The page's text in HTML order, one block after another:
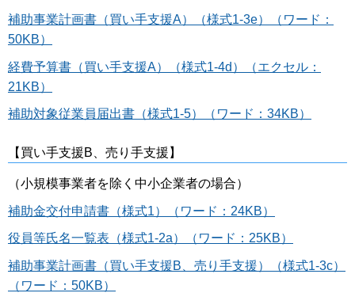
補助事業計画書（買い手支援A）（様式1-3e）（ワード：
50KB）
経費予算書（買い手支援A）（様式1-4d）（エクセル：
21KB）
補助対象従業員届出書（様式1-5）（ワード：34KB）
【買い手支援B、売り手支援】
（小規模事業者を除く中小企業者の場合）
補助金交付申請書（様式1）（ワード：24KB）
役員等氏名一覧表（様式1-2a）（ワード：25KB）
補助事業計画書（買い手支援B、売り手支援）（様式1-3c）
（ワード：50KB）